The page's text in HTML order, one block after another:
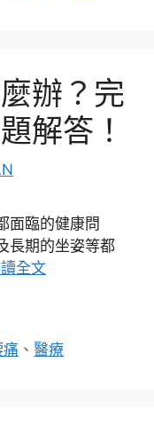
辦？完
解答！
面臨的健康問
長期的坐姿等都
全文
痛 、醫療